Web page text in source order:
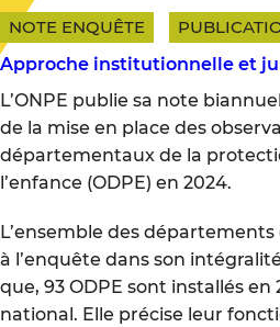
NOTE ENQUÊTE
Approche institutionnelle et
L’ONPE publie sa note
de la mise en place des
départementaux de la
l’enfance (ODPE) en 2024.
L’ensemble des
à l’enquête dans son
que, 93 ODPE sont installés
national. Elle précise leur